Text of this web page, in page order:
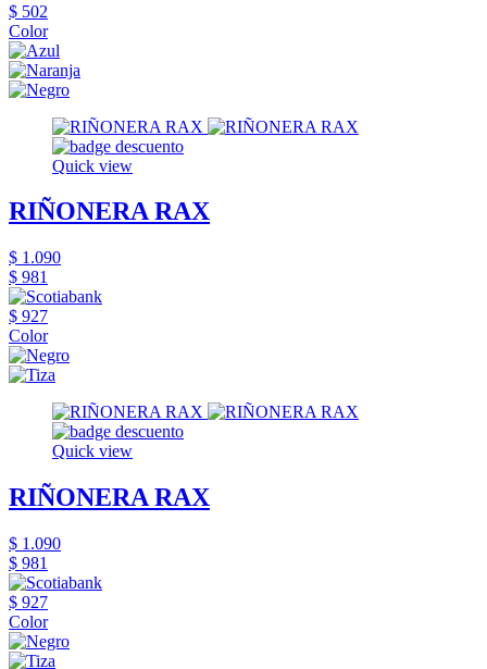
$ 502
Color
Quick view
RIÑONERA RAX
$ 1.090
$ 981
$ 927
Color
Quick view
RIÑONERA RAX
$ 1.090
$ 981
$ 927
Color